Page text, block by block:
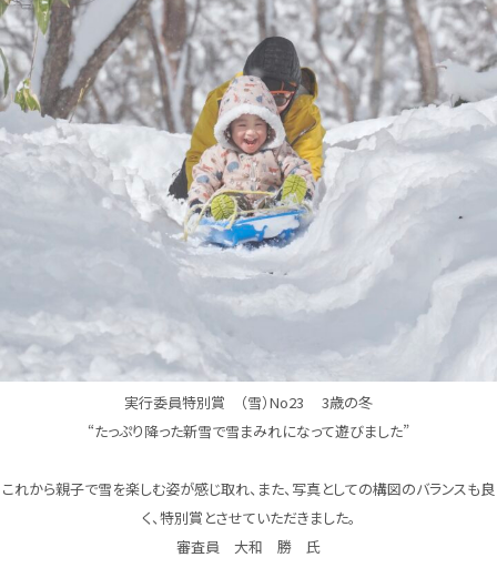
実行委員特別賞 （雪）No23 3歳の冬
“たっぷり降った新雪で雪まみれになって遊びました”
これから親子で雪を楽しむ姿が感じ取れ、また、写真としての構図のバランスも良
く、特別賞とさせていただきました。
審査員 大和 勝 氏